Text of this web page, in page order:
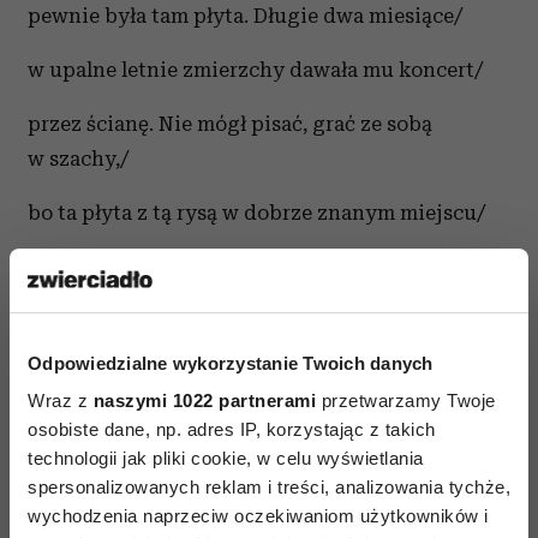
Odpowiedzialne wykorzystanie Twoich danych
Wraz z naszymi 1022 partnerami przetwarzamy Twoje
osobiste dane, np. adres IP, korzystając z takich
technologii jak pliki cookie, w celu wyświetlania
spersonalizowanych reklam i treści, analizowania tychże,
wychodzenia naprzeciw oczekiwaniom użytkowników i
pewnie była tam płyta. Długie dwa miesiące/
w upalne letnie zmierzchy dawała mu koncert/
przez ścianę. Nie mógł pisać, grać ze sobą
w szachy,/
bo ta płyta z tą rysą w dobrze znanym miejscu/
zawsze się zacinała. Teraz postanowił,/
że zejdzie w końcu na dół pożegnać się z psem./
A może z właścicielką, zresztą, czy ja wiem,/
może chciał wziąć do ręki żółtą, brudną piłkę./
Zastukał laską. Schody skrzypnęły jak zawsze./